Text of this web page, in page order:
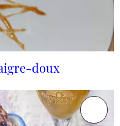
doux